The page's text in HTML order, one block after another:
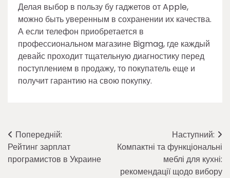
Делая выбор в пользу бу гаджетов от Apple,
можно быть уверенным в сохранении их качества.
А если телефон приобретается в
профессиональном магазине Bigmag, где каждый
девайс проходит тщательную диагностику перед
поступлением в продажу, то покупатель еще и
получит гарантию на свою покупку.
Навігація
записів
Попередній:
Рейтинг зарплат
програмистов в Украине
Наступний:
Компактні та функціональні
меблі для кухні:
рекомендації щодо вибору